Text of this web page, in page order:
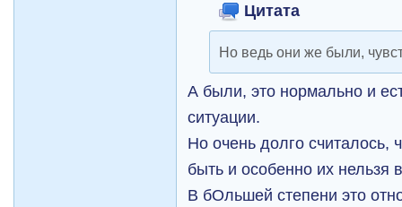
Цитата
Но ведь они же были,
А были, это нормально и
ситуации.
Но очень долго считалось,
быть и особенно их нельзя
В бОльшей степени это